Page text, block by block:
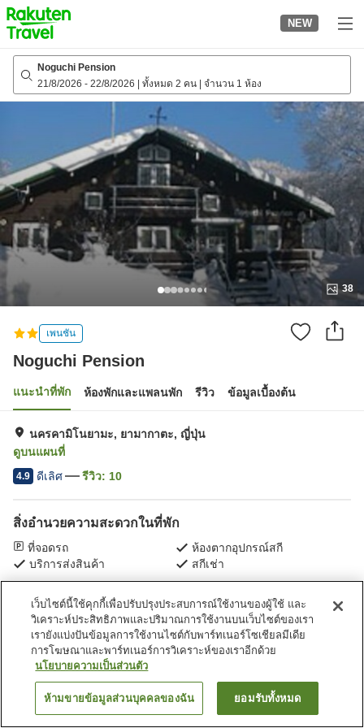
to
top
page
NEW
Noguchi Pension
21/8/2026 - 22/8/2026 ทั้งหมด 2 คน จำนวน 1 ห้อง
38
เพนชัน
Noguchi Pension
แนะนำที่พัก ห้องพักและแพลนพัก รีวิว ข้อมูลเบื้องต้น
นครคามิโนยามะ, ยามากาตะ, ญี่ปุ่น
ดูบนแผนที่
4.9 ดีเลิศ รีวิว: 10
สิ่งอำนวยความสะดวกในที่พัก
ที่จอดรถ
ห้องตากอุปกรณ์สกี
บริการส่งสินค้า
สกีเช่า
หน้าแรก ญี่ปุ่น ยามากาตะ นครคามิโนยามะ Noguchi Pension
ค้นหาห้องพัก
เว็บไซต์นี้ใช้คุกกี้เพื่อปรับปรุงประสบการณ์ใช้งานของผู้ใช้ และ
วิเคราะห์ประสิทธิภาพและปริมาณการใช้งานบนเว็บไซต์ของเรา
เรายังแบ่งปันข้อมูลการใช้งานไซต์กับพาร์ทเนอร์โซเชียลมีเดีย
การโฆษณาและพาร์ทเนอร์การวิเคราะห์ของเราอีกด้วย
นโยบายความเป็นส่วนตัว
ห้ามขายข้อมูลส่วนบุคคลของฉัน ยอมรับทั้งหมด